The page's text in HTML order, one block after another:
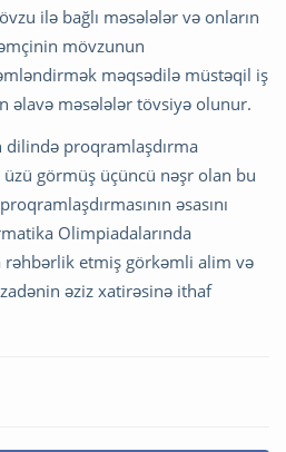
ilə bağlı məsələlər və onların
mövzunun
məqsədilə müstəqil iş
əlavə məsələlər tövsiyə olunur.
dilində proqramlaşdırma
üzü görmüş üçüncü nəşr olan bu
əsasını
Olimpiadalarında
rəhbərlik etmiş görkəmli alim və
əziz xatirəsinə ithaf